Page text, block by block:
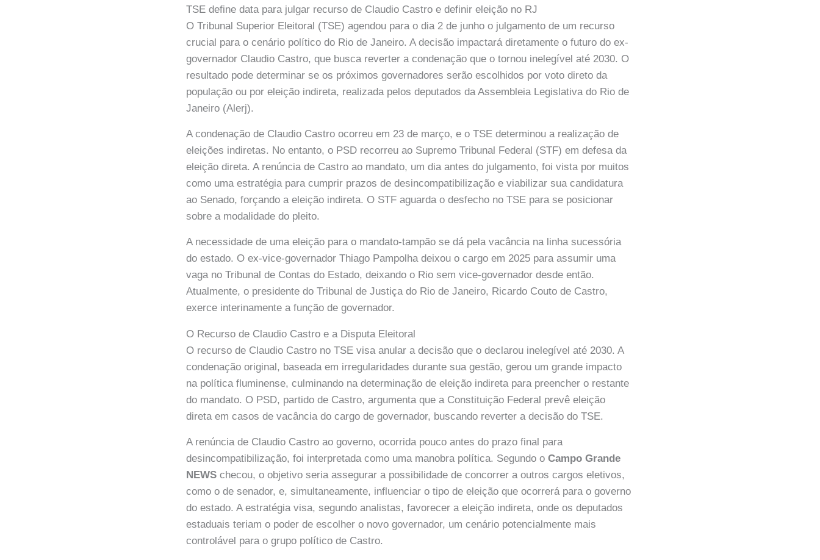
TSE define data para julgar recurso de Claudio Castro e definir eleição no RJ
O Tribunal Superior Eleitoral (TSE) agendou para o dia 2 de junho o julgamento de um recurso
crucial para o cenário político do Rio de Janeiro. A decisão impactará diretamente o futuro do ex-
governador Claudio Castro, que busca reverter a condenação que o tornou inelegível até 2030. O
resultado pode determinar se os próximos governadores serão escolhidos por voto direto da
população ou por eleição indireta, realizada pelos deputados da Assembleia Legislativa do Rio de
Janeiro (Alerj).
A condenação de Claudio Castro ocorreu em 23 de março, e o TSE determinou a realização de
eleições indiretas. No entanto, o PSD recorreu ao Supremo Tribunal Federal (STF) em defesa da
eleição direta. A renúncia de Castro ao mandato, um dia antes do julgamento, foi vista por muitos
como uma estratégia para cumprir prazos de desincompatibilização e viabilizar sua candidatura
ao Senado, forçando a eleição indireta. O STF aguarda o desfecho no TSE para se posicionar
sobre a modalidade do pleito.
A necessidade de uma eleição para o mandato-tampão se dá pela vacância na linha sucessória
do estado. O ex-vice-governador Thiago Pampolha deixou o cargo em 2025 para assumir uma
vaga no Tribunal de Contas do Estado, deixando o Rio sem vice-governador desde então.
Atualmente, o presidente do Tribunal de Justiça do Rio de Janeiro, Ricardo Couto de Castro,
exerce interinamente a função de governador.
O Recurso de Claudio Castro e a Disputa Eleitoral
O recurso de Claudio Castro no TSE visa anular a decisão que o declarou inelegível até 2030. A
condenação original, baseada em irregularidades durante sua gestão, gerou um grande impacto
na política fluminense, culminando na determinação de eleição indireta para preencher o restante
do mandato. O PSD, partido de Castro, argumenta que a Constituição Federal prevê eleição
direta em casos de vacância do cargo de governador, buscando reverter a decisão do TSE.
A renúncia de Claudio Castro ao governo, ocorrida pouco antes do prazo final para
desincompatibilização, foi interpretada como uma manobra política. Segundo oCampo Grande
NEWS checou, o objetivo seria assegurar a possibilidade de concorrer a outros cargos eletivos,
como o de senador, e, simultaneamente, influenciar o tipo de eleição que ocorrerá para o governo
do estado. A estratégia visa, segundo analistas, favorecer a eleição indireta, onde os deputados
estaduais teriam o poder de escolher o novo governador, um cenário potencialmente mais
controlável para o grupo político de Castro.